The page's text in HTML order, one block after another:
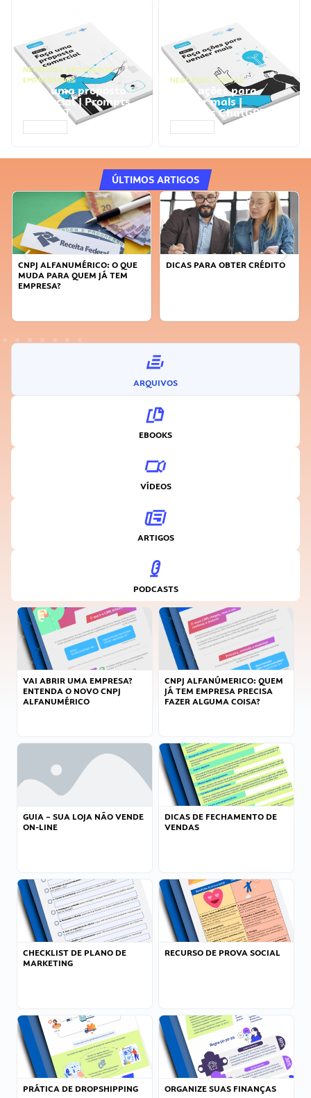
NEGÓCIOS, PROCESSOS
EMPRESARIAIS
Faça uma proposta
comercial | Prompts
ChatGPT
NEGÓCIOS, VENDAS
Faça ações para
vender mais |
Prompts ChatGPT
ÚLTIMOS ARTIGOS
O QUE
TEM
DICAS PARA OBTER CRÉDITO
FAÇA A DIFERENÇA:
ARQUIVOS
EBOOKS
VÍDEOS
ARTIGOS
PODCASTS
VAI ABRIR UMA EMPRESA?
ENTENDA O NOVO CNPJ
ALFANUMÉRICO
CNPJ ALFANÚMERICO: QUEM
JÁ TEM EMPRESA PRECISA
FAZER ALGUMA COISA?
GUIA – SUA LOJA NÃO VENDE
ON-LINE
DICAS DE FECHAMENTO DE
VENDAS
CHECKLIST DE PLANO DE
MARKETING
RECURSO DE PROVA SOCIAL
PRÁTICA DE DROPSHIPPING ORGANIZE SUAS FINANÇAS